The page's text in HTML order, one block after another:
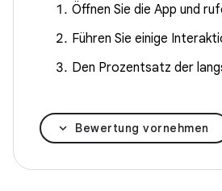
Öffnen Sie die App und
Führen Sie einige
Den Prozentsatz der
Bewertung vornehmen